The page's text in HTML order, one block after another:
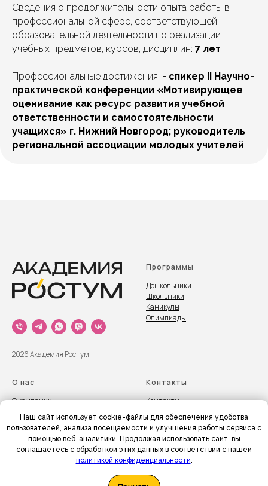
Наш сайт использует cookie-файлы для обеспечения удобства
пользователей, анализа посещаемости и улучшения работы сервиса с
помощью веб-аналитики. Продолжая использовать сайт, вы
соглашаетесь с обработкой этих данных в соответствии с нашей
политикой конфиденциальности.
Сведения о продолжительности опыта работы в
профессиональной сфере, соответствующей
образовательной деятельности по реализации
учебных предметов, курсов, дисциплин: 7 лет
Профессиональные достижения: - спикер II Научно-
практической конференции «Мотивирующее
оценивание как ресурс развития учебной
ответственности и самостоятельности
учащихся» г. Нижний Новгород; руководитель
региональной ассоциации молодых учителей
2026 Академия Ростум
Программы
Дошкольники
Школьники
Каникулы
Олимпиады
О нас
О компании
Политика обработки
персональных данных
Контакты
Контакты
ООО "Терраком"
ИНН 583405075702